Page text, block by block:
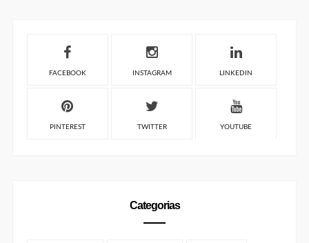
FACEBOOK INSTAGRAM LINKEDIN
PINTEREST TWITTER YOUTUBE
Categorias